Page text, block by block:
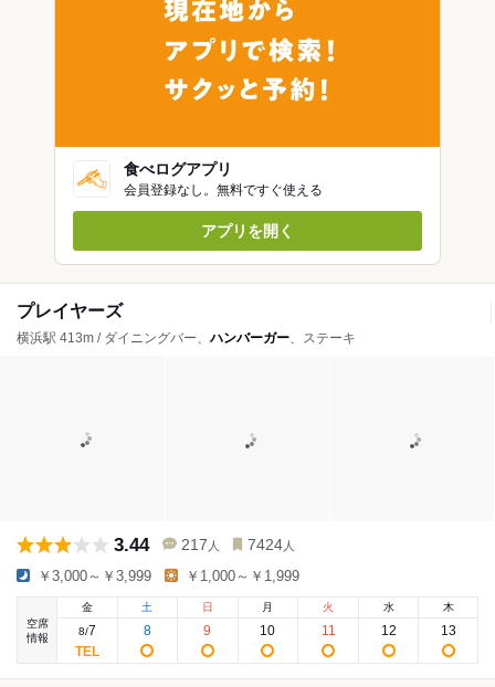
食べログアプリ
会員登録なし。無料ですぐ使える
アプリを開く
プレイヤーズ
横浜駅 413m / ダイニングバー、ハンバーガー、ステーキ
3.44 217 人 7424 人
￥3,000～￥3,999 ￥1,000～￥1,999
空席
情報
金
8/7
土
8
日
9
月
10
火
11
水
12
木
13